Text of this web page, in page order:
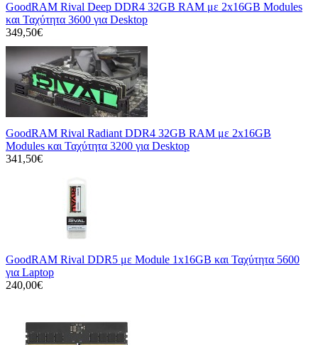
GoodRAM Rival Deep DDR4 32GB RAM με 2x16GB Modules
και Ταχύτητα 3600 για Desktop
349,50€
GoodRAM Rival Radiant DDR4 32GB RAM με 2x16GB
Modules και Ταχύτητα 3200 για Desktop
341,50€
GoodRAM Rival DDR5 με Module 1x16GB και Ταχύτητα 5600
για Laptop
240,00€